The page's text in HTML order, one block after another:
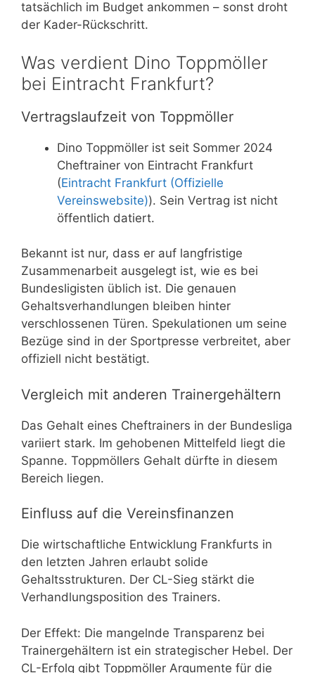
tatsächlich im Budget ankommen – sonst droht
der Kader-Rückschritt.
Was verdient Dino Toppmöller
bei Eintracht Frankfurt?
Vertragslaufzeit von Toppmöller
Dino Toppmöller ist seit Sommer 2024
Cheftrainer von Eintracht Frankfurt
(Eintracht Frankfurt (Offizielle
Vereinswebsite)). Sein Vertrag ist nicht
öffentlich datiert.
Bekannt ist nur, dass er auf langfristige
Zusammenarbeit ausgelegt ist, wie es bei
Bundesligisten üblich ist. Die genauen
Gehaltsverhandlungen bleiben hinter
verschlossenen Türen. Spekulationen um seine
Bezüge sind in der Sportpresse verbreitet, aber
offiziell nicht bestätigt.
Vergleich mit anderen Trainergehältern
Das Gehalt eines Cheftrainers in der Bundesliga
variiert stark. Im gehobenen Mittelfeld liegt die
Spanne. Toppmöllers Gehalt dürfte in diesem
Bereich liegen.
Einfluss auf die Vereinsfinanzen
Die wirtschaftliche Entwicklung Frankfurts in
den letzten Jahren erlaubt solide
Gehaltsstrukturen. Der CL-Sieg stärkt die
Verhandlungsposition des Trainers.
Der Effekt: Die mangelnde Transparenz bei
Trainergehältern ist ein strategischer Hebel. Der
CL-Erfolg gibt Toppmöller Argumente für die